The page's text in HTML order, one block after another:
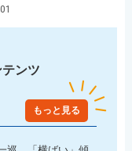
ンツ
もっと見る